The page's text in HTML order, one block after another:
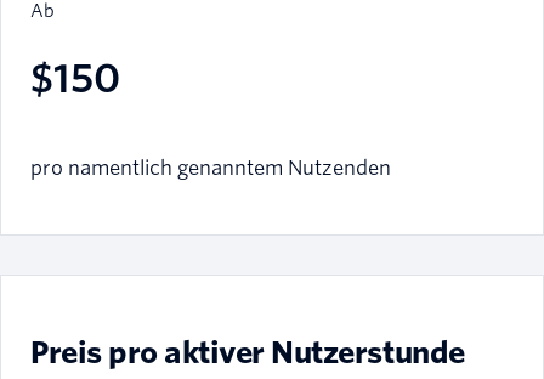
Ab
$150
pro namentlich genanntem Nutzenden
Preis pro aktiver Nutzerstunde